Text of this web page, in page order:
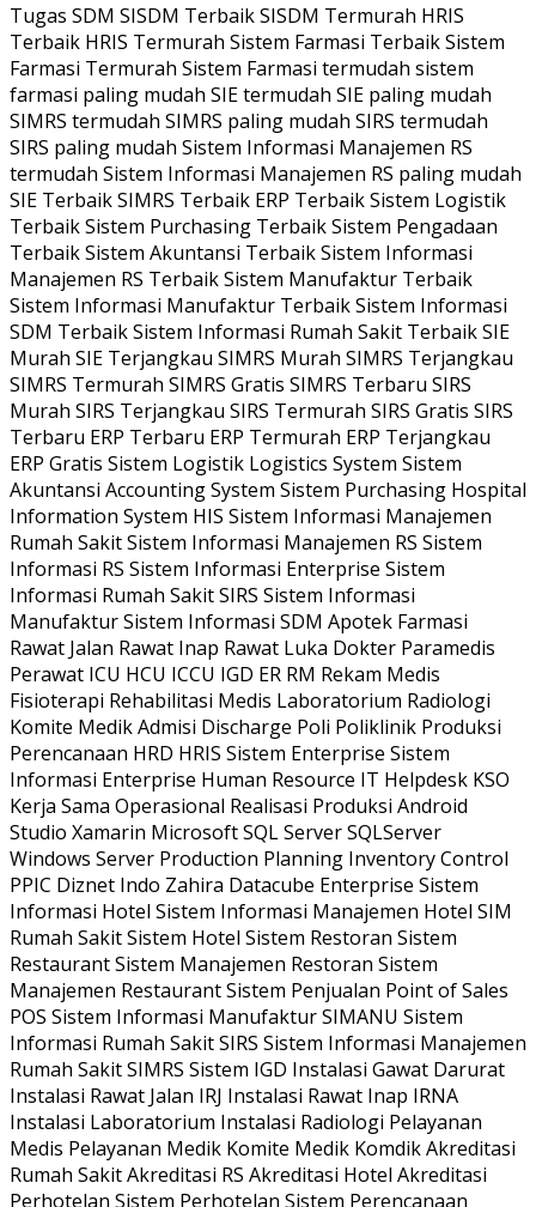
Tugas SDM SISDM Terbaik SISDM Termurah HRIS
Terbaik HRIS Termurah Sistem Farmasi Terbaik Sistem
Farmasi Termurah Sistem Farmasi termudah sistem
farmasi paling mudah SIE termudah SIE paling mudah
SIMRS termudah SIMRS paling mudah SIRS termudah
SIRS paling mudah Sistem Informasi Manajemen RS
termudah Sistem Informasi Manajemen RS paling mudah
SIE Terbaik SIMRS Terbaik ERP Terbaik Sistem Logistik
Terbaik Sistem Purchasing Terbaik Sistem Pengadaan
Terbaik Sistem Akuntansi Terbaik Sistem Informasi
Manajemen RS Terbaik Sistem Manufaktur Terbaik
Sistem Informasi Manufaktur Terbaik Sistem Informasi
SDM Terbaik Sistem Informasi Rumah Sakit Terbaik SIE
Murah SIE Terjangkau SIMRS Murah SIMRS Terjangkau
SIMRS Termurah SIMRS Gratis SIMRS Terbaru SIRS
Murah SIRS Terjangkau SIRS Termurah SIRS Gratis SIRS
Terbaru ERP Terbaru ERP Termurah ERP Terjangkau
ERP Gratis Sistem Logistik Logistics System Sistem
Akuntansi Accounting System Sistem Purchasing Hospital
Information System HIS Sistem Informasi Manajemen
Rumah Sakit Sistem Informasi Manajemen RS Sistem
Informasi RS Sistem Informasi Enterprise Sistem
Informasi Rumah Sakit SIRS Sistem Informasi
Manufaktur Sistem Informasi SDM Apotek Farmasi
Rawat Jalan Rawat Inap Rawat Luka Dokter Paramedis
Perawat ICU HCU ICCU IGD ER RM Rekam Medis
Fisioterapi Rehabilitasi Medis Laboratorium Radiologi
Komite Medik Admisi Discharge Poli Poliklinik Produksi
Perencanaan HRD HRIS Sistem Enterprise Sistem
Informasi Enterprise Human Resource IT Helpdesk KSO
Kerja Sama Operasional Realisasi Produksi Android
Studio Xamarin Microsoft SQL Server SQLServer
Windows Server Production Planning Inventory Control
PPIC Diznet Indo Zahira Datacube Enterprise Sistem
Informasi Hotel Sistem Informasi Manajemen Hotel SIM
Rumah Sakit Sistem Hotel Sistem Restoran Sistem
Restaurant Sistem Manajemen Restoran Sistem
Manajemen Restaurant Sistem Penjualan Point of Sales
POS Sistem Informasi Manufaktur SIMANU Sistem
Informasi Rumah Sakit SIRS Sistem Informasi Manajemen
Rumah Sakit SIMRS Sistem IGD Instalasi Gawat Darurat
Instalasi Rawat Jalan IRJ Instalasi Rawat Inap IRNA
Instalasi Laboratorium Instalasi Radiologi Pelayanan
Medis Pelayanan Medik Komite Medik Komdik Akreditasi
Rumah Sakit Akreditasi RS Akreditasi Hotel Akreditasi
Perhotelan Sistem Perhotelan Sistem Perencanaan